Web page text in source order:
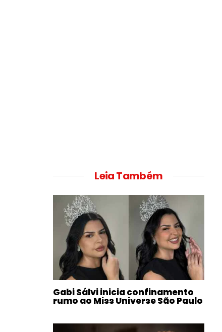
Leia Também
Gabi Sálvi inicia confinamento
rumo ao Miss Universe São Paulo